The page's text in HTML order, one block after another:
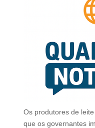
Os produtores de
que os governantes